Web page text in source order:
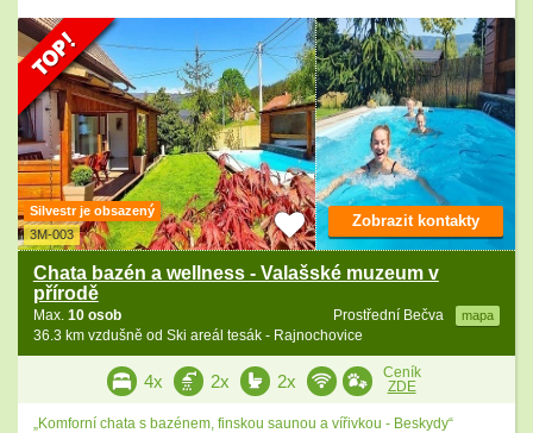
Silvestr je obsazený
3M-003
Chata bazén a wellness - Valašské muzeum v
přírodě
Prostřední Bečva mapa
Max. 10 osob
36.3 km vzdušně od Ski areál tesák - Rajnochovice
Zobrazit kontakty
4x 2x 2x
Ceník
ZDE
„Komforní chata s bazénem, finskou saunou a vířivkou - Beskydy“